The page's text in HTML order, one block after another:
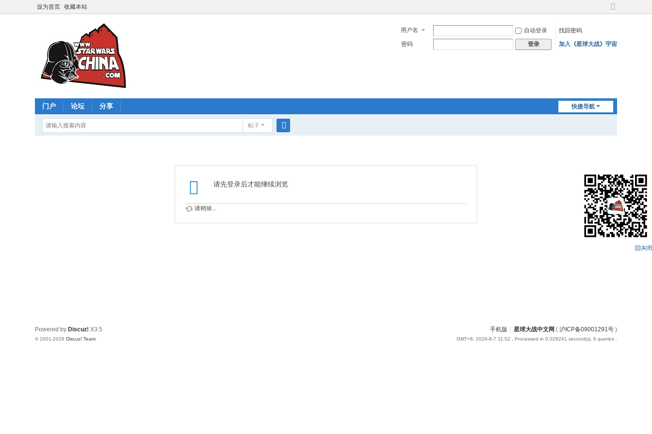
设为首页 收藏本站
切
宽
用户名 自动登录
找回密码
密码
登录 加入《星球大战》宇宙
快捷导航
门户 论坛 分享
帖子
请先登录后才能继续浏览
请稍候...
手机版 星球大战中文网 ( 沪ICP备09001291号 )
GMT+8, 2026-8-7 11:52 , Processed in 0.029241 second(s), 6 queries .
Powered by Discuz! X3.5
© 2001-2026 Discuz! Team